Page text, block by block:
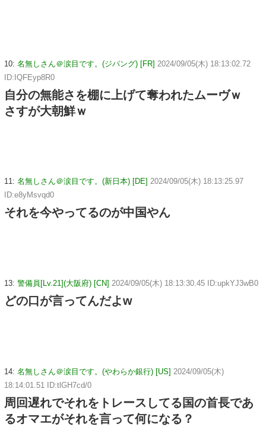
10: 名無しさん＠涙目です。(ジパング) [FR] 2024/09/05(木) 18:13:02.72
ID:IQFEyp8R0
自分の無能さを棚に上げて奪われたムーヴｗ
さすが大朝鮮ｗ
11: 名無しさん＠涙目です。(新日本) [DE] 2024/09/05(木) 18:13:25.97
ID:e8yMsvqd0
それを今やってるのが中国やん
13: 警備員[Lv.21](大阪府) [CN] 2024/09/05(木) 18:13:30.45 ID:upkYJ3wB0
どの口が言ってんだよw
14: 名無しさん＠涙目です。(やわらか銀行) [US] 2024/09/05(木)
18:14:01.51 ID:tlGH7cd/0
周回遅れでそれをトレースしてる国の首長であ
るオマエがそれを言って何になる？